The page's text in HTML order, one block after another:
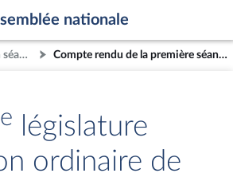
nationale
Comptes rendus des débats en séance Compte rendu de la première séance du lundi 03 janvier 2022
e
législature
ordinaire de